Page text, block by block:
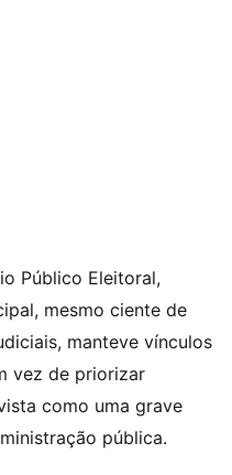
Público Eleitoral,
mesmo ciente de
manteve vínculos
vez de priorizar
como uma grave
pública.